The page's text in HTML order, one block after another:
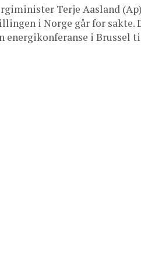
Terje Aasland
i Norge går for sakte.
energikonferanse i Brussel